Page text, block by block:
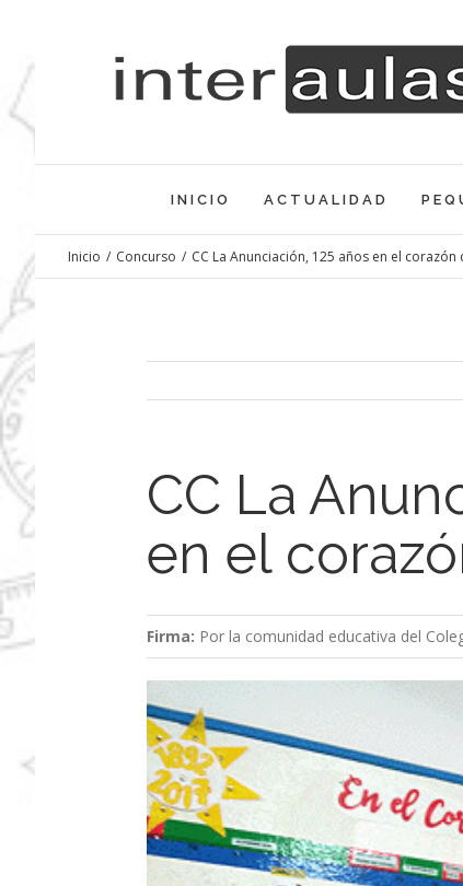
contenido
INICIO ACTUALIDAD
Inicio / Concurso / CC La Anunciación, 125 años en el corazón
CC La
en el
Firma: Por la comunidad educativa del
imagen
más
grande